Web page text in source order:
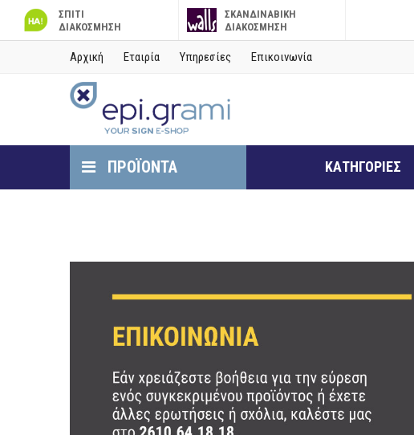
ΣΠΙΤΙ
ΔΙΑΚΟΣΜΗΣΗ
ΣΚΑΝΔΙΝΑΒΙΚΗ
ΔΙΑΚΟΣΜΗΣΗ
Αρχική Εταιρία Υπηρεσίες Επικοινωνία
ΠΡΟΪΟΝΤΑ ΚΑΤΗΓΟΡΙΕΣ